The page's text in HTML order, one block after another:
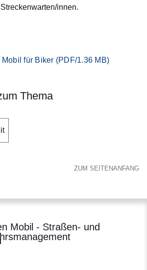
innen.
für Biker (PDF/1.36 MB)
neuen Fenster
Thema
ZUM SEITENANFANG
Mobil - Straßen- und